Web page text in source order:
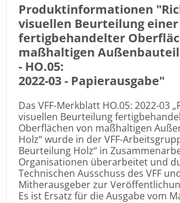
Produktinformationen
visuellen Beurteilung einer
fertigbehandelter
maßhaltigen
- HO.05:
2022-03 - Papierausgabe"
Das VFF-Merkblatt HO.05: 2022-03
visuellen Beurteilung
Oberflächen von maßhaltigen
Holz“ wurde in der VFF-
Beurteilung Holz“ in
Organisationen überarbeitet und
Technischen Ausschuss des VFF
Mitherausgeber zur
Es ist Ersatz für die Ausgabe vom